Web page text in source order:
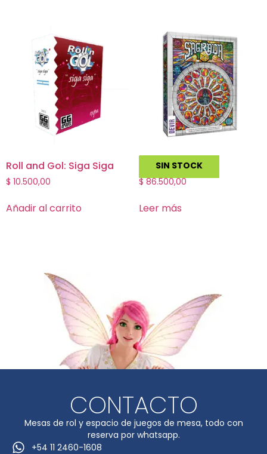
Roll and Gol: Siga Siga
$ 10.500,00
Añadir al carrito
SIN STOCK
Sagrada
$86.500,00
Leer más
CONTACTO
Mesas de rol y espacio de juegos de mesa, todo con
reserva por whatsapp.
+54 11 2460-1608